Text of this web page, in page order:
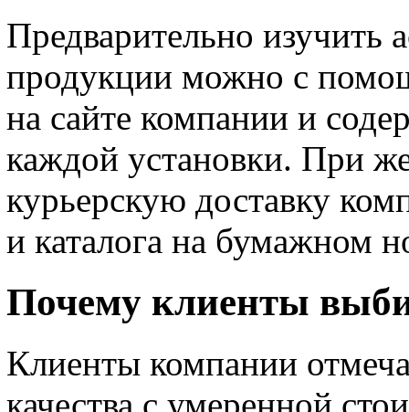
Предварительно изучить
продукции можно с
на сайте компании и
каждой установки. При
курьерскую доставку
и каталога на бумажном
Почему клиенты
Клиенты компании
качества с умеренной